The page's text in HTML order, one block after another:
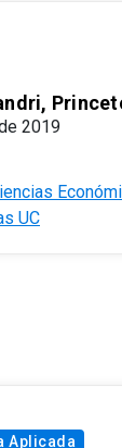
2019
UC
Aplicada